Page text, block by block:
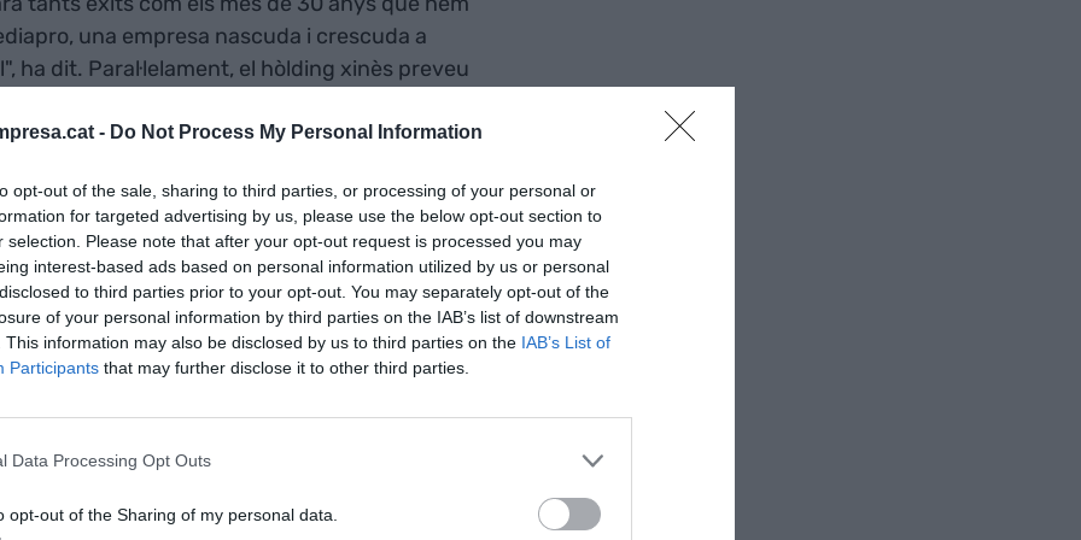
- Do Not Process My Personal Information
opt-out of the sale, sharing to third parties, or processing of your personal or
for targeted advertising by us, please use the below opt-out section to
selection. Please note that after your opt-out request is processed you may
interest-based ads based on personal information utilized by us or personal
to third parties prior to your opt-out. You may separately opt-out of the
of your personal information by third parties on the IAB’s list of downstream
This information may also be disclosed by us to third parties on the IAB’s List of
Participants that may further disclose it to other third parties.
Data Processing Opt Outs
opt-out of the Sharing of my personal data.
una empresa nascuda i crescuda a
ha dit. Paral·lelament, el hòlding xinès preveu
el seu model de negoci, arran de
el Grup Mediapro. El darrer exercici, la
de 79 milions d'euros.
2024 amb
milions
en 50 seus
a mitjans comDiario de Lérida